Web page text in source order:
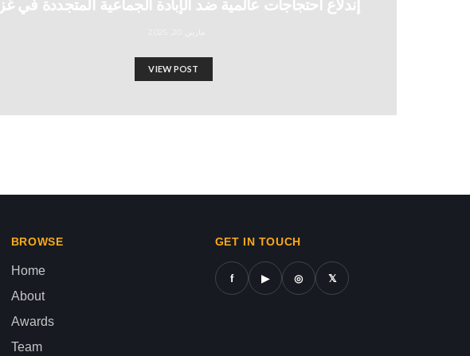
إندلاع احتجاجات عالمية ضد الإبادة الجماعية المتجددة في
VIEW POST